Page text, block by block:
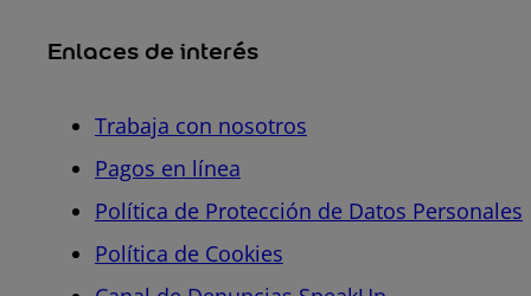
Enlaces de interés
Trabaja con nosotros
Pagos en línea
Política de Protección de Datos Personales
Política de Cookies